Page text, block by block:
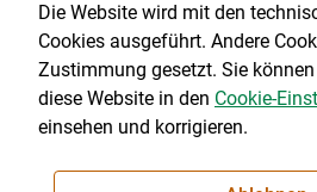
Impressum|Kontakt|
Cookie-Einstellungen
NEWSLETTER
Die Website wird mit den
Cookies ausgeführt. Andere
Zustimmung gesetzt. Sie
diese Website in den Cookie-
einsehen und korrigieren.